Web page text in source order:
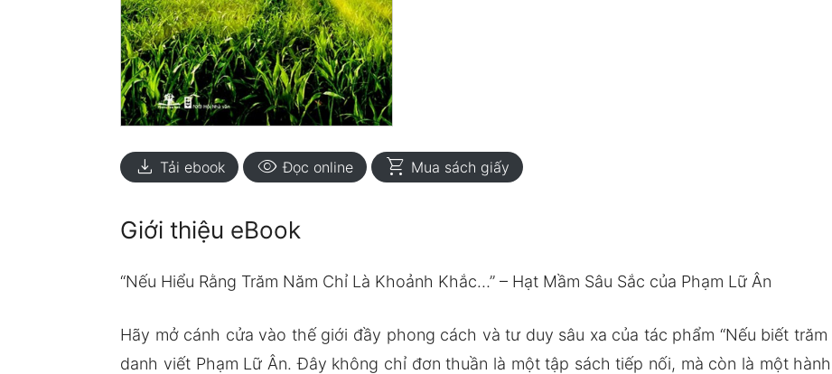
download Tải ebook visibility Đọc online shopping_cart Mua sách giấy
Giới thiệu eBook
“Nếu Hiểu Rằng Trăm Năm Chỉ Là Khoảnh Khắc…” – Hạt Mầm Sâu Sắc của Phạm Lữ Ân
Hãy mở cánh cửa vào thế giới đầy phong cách và tư duy sâu xa của tác phẩm “Nếu biết
danh viết Phạm Lữ Ân. Đây không chỉ đơn thuần là một tập sách tiếp nối, mà còn là một